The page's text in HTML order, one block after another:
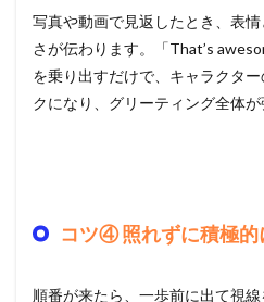
写真や動画で見返したとき、表
さが伝わります。「That’s
を乗り出すだけで、キャラクタ
クになり、グリーティング全体が
コツ④ 照れずに積極的
順番が来たら、一歩前に出て視